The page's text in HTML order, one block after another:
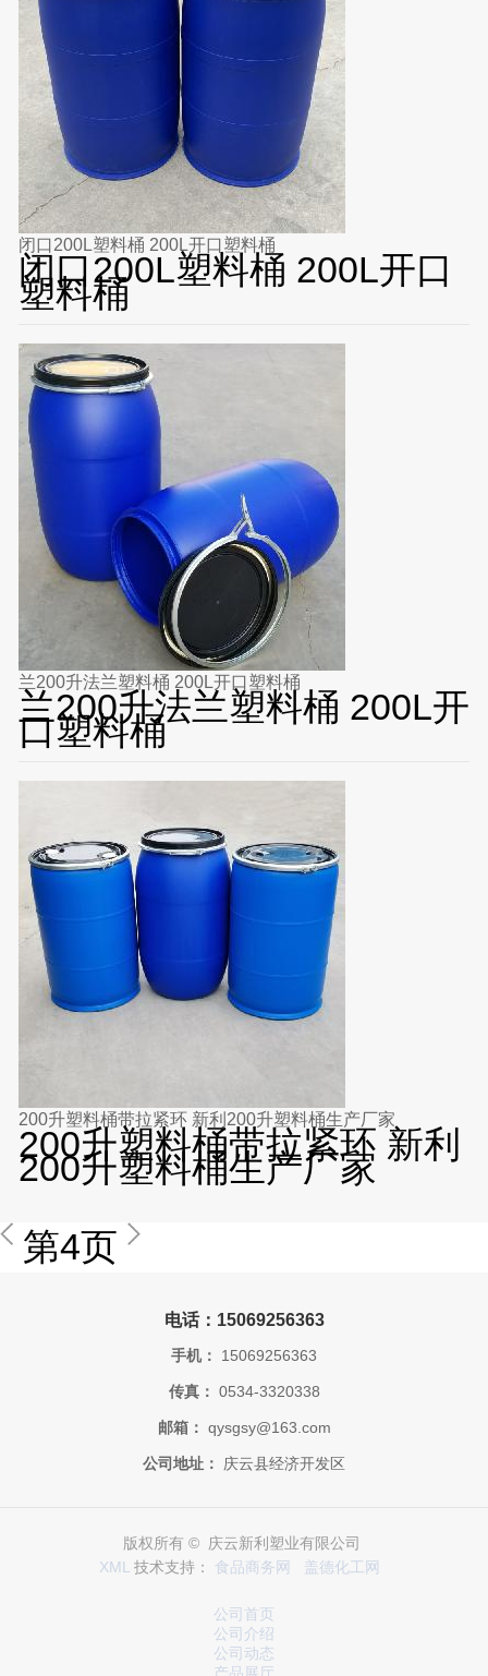
闭口200L塑料桶 200L开口塑料桶
闭口200L塑料桶 200L开口
塑料桶
兰200升法兰塑料桶 200L开口塑料桶
兰200升法兰塑料桶 200L开
口塑料桶
200升塑料桶带拉紧环 新利200升塑料桶生产厂家
200升塑料桶带拉紧环 新利
200升塑料桶生产厂家
第4页
电话：15069256363
手机： 15069256363
传真： 0534-3320338
邮箱： qysgsy@163.com
公司地址： 庆云县经济开发区
版权所有 © 庆云新利塑业有限公司
XML 技术支持： 食品商务网 盖德化工网
公司首页
公司介绍
公司动态